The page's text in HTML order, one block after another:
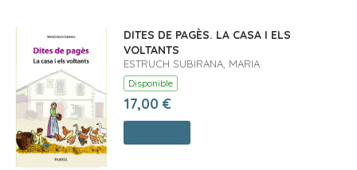
DITES DE PAGÈS. LA CASA I ELS
VOLTANTS
ESTRUCH SUBIRANA, MARIA
Disponible
17,00 €